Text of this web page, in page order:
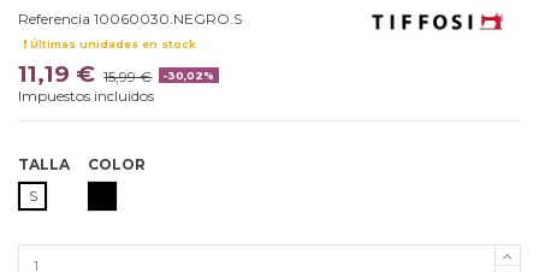
Referencia 10060030.NEGRO.S
Últimas unidades en stock
11,19 € 15,99 € -30,02%
Impuestos incluidos
TALLA
S
COLOR